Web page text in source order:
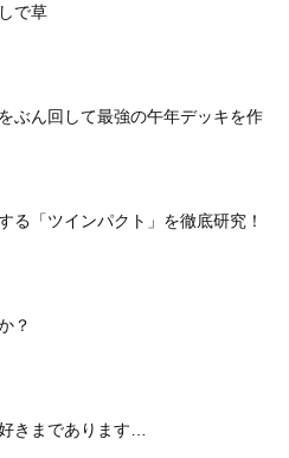
で草
ぶん回して最強の午年デッキを作
る「ツインパクト」を徹底研究！
？
きまであります…